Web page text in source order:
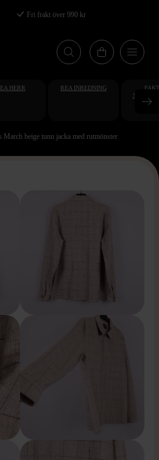
Fri frakt över 990 kr
HERR REA INREDNING
March beige tunn jacka med rutmönster